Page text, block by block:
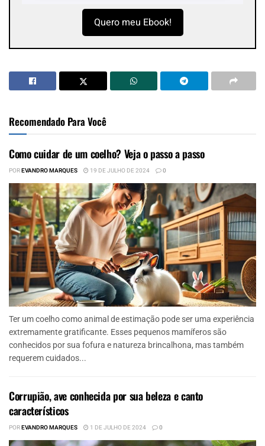
Quero meu Ebook!
Recomendado Para Você
Como cuidar de um coelho? Veja o passo a passo
POREVANDRO MARQUES 19 DE JULHO DE 2024 0
Ter um coelho como animal de estimação pode ser uma experiência
extremamente gratificante. Esses pequenos mamíferos são
conhecidos por sua fofura e natureza brincalhona, mas também
requerem cuidados...
Corrupião, ave conhecida por sua beleza e canto
característicos
POREVANDRO MARQUES 1 DE JULHO DE 2024 0